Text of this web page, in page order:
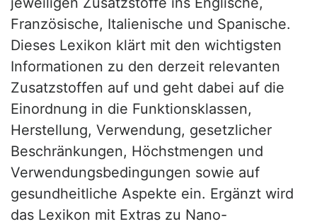
Französische, Italienische und Spanische.
Dieses Lexikon klärt mit den wichtigsten
Informationen zu den derzeit relevanten
Zusatzstoffen auf und geht dabei auf die
Einordnung in die Funktionsklassen,
Herstellung, Verwendung, gesetzlicher
Beschränkungen, Höchstmengen und
Verwendungsbedingungen sowie auf
gesundheitliche Aspekte ein. Ergänzt wird
das Lexikon mit Extras zu Nano-